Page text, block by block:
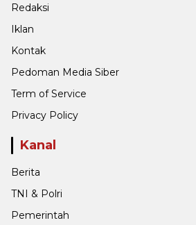
Redaksi
Iklan
Kontak
Pedoman Media Siber
Term of Service
Privacy Policy
Kanal
Berita
TNI & Polri
Pemerintah